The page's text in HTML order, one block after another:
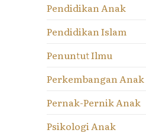
Pendidikan Anak
Pendidikan Islam
Penuntut Ilmu
Perkembangan Anak
Pernak-Pernik Anak
Psikologi Anak